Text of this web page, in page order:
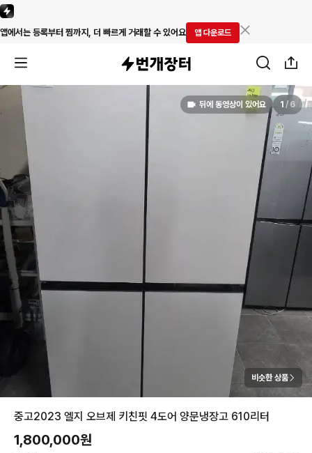
앱에서는 등록부터 찜까지, 더 빠르게 거래할 수 있어요 앱 다운로드
뒤에 동영상이 있어요 1 / 6
비슷한 상품
중고2023 엘지 오브제 키친핏 4도어 양문냉장고 610리터
1,800,000원